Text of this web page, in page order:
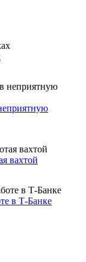
вахтой
в Т-Банке